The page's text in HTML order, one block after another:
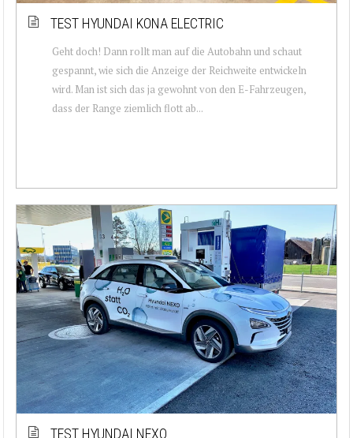
TEST HYUNDAI KONA ELECTRIC
Geht doch! Dann rollt man auf die Autobahn und schaut
gespannt, wie sich die Anzeige der Reichweite entwickeln
wird. Man ist sich das ja gewohnt von den E-Fahrzeugen,
dass der Range ziemlich flott ab...
TEST HYUNDAI NEXO